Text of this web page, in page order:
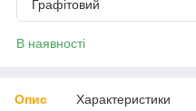
Графітовий
В наявності
Опис Характеристики